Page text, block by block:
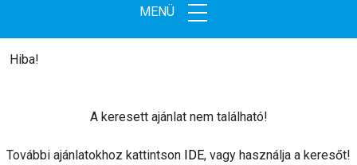
MENÜ
Hiba!
A keresett ajánlat nem található!
További ajánlatokhoz kattintson IDE, vagy használja a keresőt!